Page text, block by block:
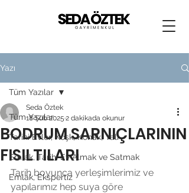
Yazı
Tüm Yazılar
Tarihi Evler, Köşk, Konak, Yalı
Emlak, Tarihi Ev Almak ve Satmak
Emlak, Ekspertiz
Tüm Yazılar
BODRUM SARNIÇLARININ
FISILTILARI
Seda Öztek
18 Şub 2025 2 dakikada okunur
Tarih boyunca yerleşimlerimiz ve
yapılarımız hep suya göre